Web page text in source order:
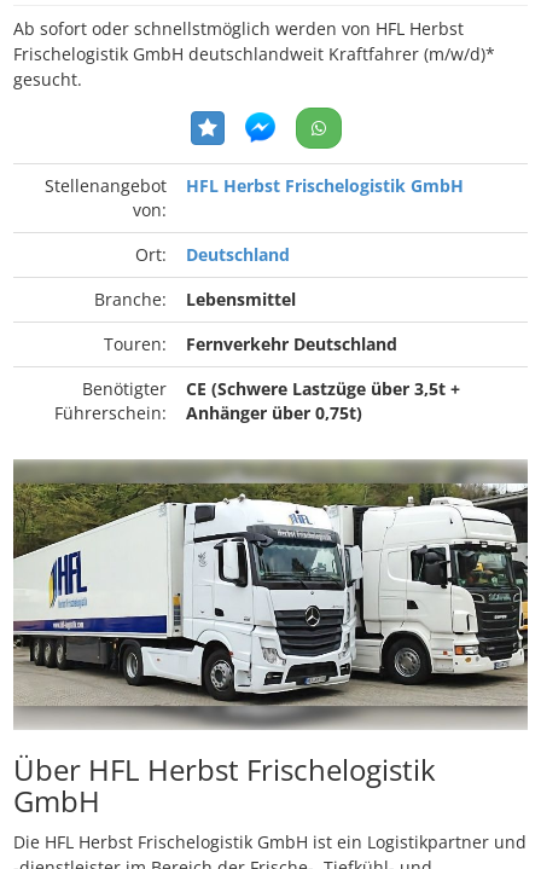
Ab sofort oder schnellstmöglich werden von HFL Herbst
Frischelogistik GmbH deutschlandweit Kraftfahrer (m/w/d)*
gesucht.
Stellenangebot
von:
HFL Herbst Frischelogistik GmbH
Ort:
Deutschland
Branche:
Lebensmittel
Touren:
Fernverkehr Deutschland
Benötigter
Führerschein:
CE (Schwere Lastzüge über 3,5t +
Anhänger über 0,75t)
Über HFL Herbst Frischelogistik
GmbH
Die HFL Herbst Frischelogistik GmbH ist ein Logistikpartner und